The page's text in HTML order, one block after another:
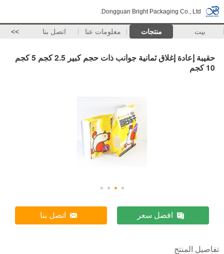
Dongguan Bright Packaging Co., Ltd.
بيت منتجات معلومات عنا اتصل بنا >>
حقيبة إعادة إغلاق ثمانية جوانب ذات حجم كبير 2.5 كجم 5 كجم
10 كجم
افضل سعر اتصل بنا
تفاصيل المنتج